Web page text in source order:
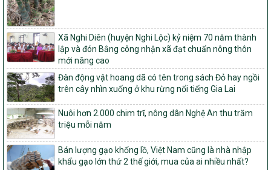
tỉnh Nghệ An
103/PTNT-NTM
Về việc đăng ký thực hiện Dự án liên kết theo chuỗi giá trị thuộc
Dự án 2 – Chương trình Mục tiêu quốc gia Giảm nghèo bền vững
giai đoạn 2021-2025 được kéo dài sang năm 2026
827/QĐ-BNNMT
Quyết định Ban hành Kế hoạch triển khai thực hiện Chương trình
mục tiêu quốc gia xây dựng nông thôn mới, giảm nghèo bền
vững và phát triển kinh tế – xã hội vùng đồng bào dân tộc thiểu
số và miền núi giai đoạn 2026-2035, giai đoạn I: Từ năm 2026
đến năm 2030
14/2026/TT-BNNMT
Hướng dẫn thực hiện một số nội dung tiêu chí, điều kiện thuộc Bộ
Xã Nghi Diên (huyện Nghi Lộc) kỷ niệm 70 năm thành
lập và đón Bằng công nhận xã đạt chuẩn nông thôn
mới nâng cao
Đàn động vật hoang dã có tên trong sách Đỏ hay ngồi
trên cây nhìn xuống ở khu rừng nổi tiếng Gia Lai
Nuôi hơn 2.000 chim trĩ, nông dân Nghệ An thu trăm
triệu mỗi năm
Bán lượng gạo khổng lồ, Việt Nam cũng là nhà nhập
khẩu gạo lớn thứ 2 thế giới, mua của ai nhiều nhất?